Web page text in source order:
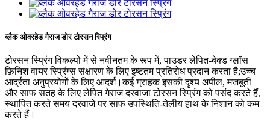
ब्लैक ओवरहेड गैराज डोर टोरसन स्प्रिंग
टोरसन स्प्रिंग विकल्पों में से नवीनतम के रूप में, पाउडर लेपित-बेक्ड ग्लॉस
फ़िनिश वायर स्प्रिंग्स संक्षारण के लिए इष्टतम प्रतिरोध प्रदान करता है;उच्च
आर्द्रता अनुप्रयोगों के लिए आदर्श।कई ग्राहक इसकी दृश्य अपील, मजबूती
और साफ सतह के लिए लेपित गेराज दरवाजा टोरसन स्प्रिंग को पसंद करते हैं,
स्थापित करते समय दरवाजे पर साफ उपस्थिति-तेलीय हाथ के निशान को कम
करते हैं।